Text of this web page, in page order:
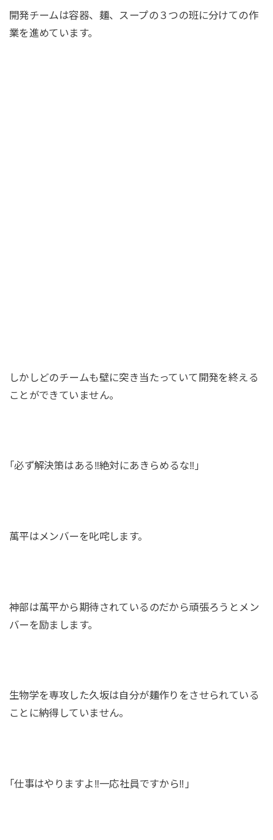
開発チームは容器、麺、スープの３つの班に分けての作
業を進めています。
しかしどのチームも壁に突き当たっていて開発を終える
ことができていません。
｢必ず解決策はある‼絶対にあきらめるな‼｣
萬平はメンバーを叱咤します。
神部は萬平から期待されているのだから頑張ろうとメン
バーを励まします。
生物学を専攻した久坂は自分が麺作りをさせられている
ことに納得していません。
｢仕事はやりますよ‼一応社員ですから‼｣